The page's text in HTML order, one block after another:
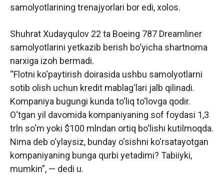
samolyotlarining trenajyorlari bor edi, xolos.
Shuhrat Xudayqulov 22 ta Boeing 787 Dreamliner
samolyotlarini yetkazib berish bo‘yicha shartnoma
narxiga izoh bermadi.
“Flotni ko‘paytirish doirasida ushbu samolyotlarni
sotib olish uchun kredit mablag‘lari jalb qilinadi.
Kompaniya bugungi kunda to‘liq to‘lovga qodir.
O‘tgan yil davomida kompaniyaning sof foydasi 1,3
trln so‘m yoki $100 mlndan ortiq bo‘lishi kutilmoqda.
Nima deb o‘ylaysiz, bunday o‘sishni ko‘rsatayotgan
kompaniyaning bunga qurbi yetadimi? Tabiiyki,
mumkin”, — dedi u.